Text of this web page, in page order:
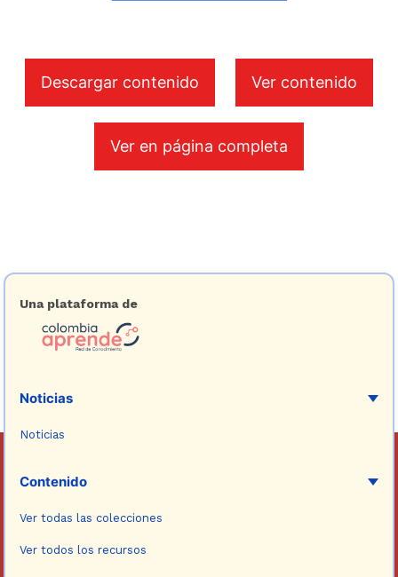
Descargar contenido Ver contenido
Ver en página completa
Una plataforma de
Noticias
Noticias
Contenido
Ver todas las colecciones
Ver todos los recursos